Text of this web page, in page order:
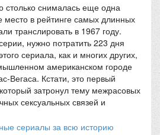
столько снималась еще одна
место в рейтинге самых длинных
транслировать в 1967 году.
нужно потратить 223 дня
сериала, как и многих других,
американском городе
Вегаса. Кстати, это первый
затронул тему межрасовых
сексуальных связей и